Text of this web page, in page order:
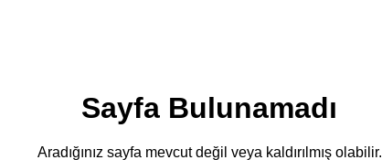
Sayfa Bulunamadı
Aradığınız sayfa mevcut değil veya kaldırılmış olabilir.